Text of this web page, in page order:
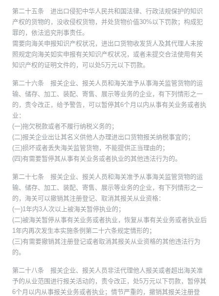
第二十五条 进出口侵犯中华人民共和国法律、行政法规保护的知识
产权的货物的，没收侵权货物，并处货物价值30%以下罚款；构成犯
罪的，依法追究刑事责任。
需要向海关申报知识产权状况，进出口货物收发货人及其代理人未按
照规定向海关如实申报有关知识产权状况，或者未提交合法使用有关
知识产权的证明文件的，可以处5万元以下罚款。
第二十六条 报关企业、报关人员和海关准予从事海关监管货物的运
输、储存、加工、装配、寄售、展示等业务的企业，有下列情形之一
的，责令改正，给予警告，可以暂停其6个月以内从事有关业务或者执
业：
(一)拖欠税款或者不履行纳税义务的；
(二)报关企业出让其名义供他人办理进出口货物报关纳税事宜的；
(三)损坏或者丢失海关监管货物，不能提供正当理由的；
(四)有需要暂停其从事有关业务或者执业的其他违法行为的。
第二十七条 报关企业、报关人员和海关准予从事海关监管货物的运
输、储存、加工、装配、寄售、展示等业务的企业，有下列情形之一
的，海关可以撤销其注册登记、取消其报关从业资格：
(一)1年内3人次以上被海关暂停执业的；
(二)被海关暂停从事有关业务或者执业，恢复从事有关业务或者执业后
1年内再次发生本实施条例第二十六条规定情形的；
(三)有需要撤销其注册登记或者取消其报关从业资格的其他违法行为
的。
第二十八条 报关企业、报关人员非法代理他人报关或者超出海关准
予的从业范围进行报关活动的，责令改正，处5万元以下罚款，暂停其
6个月以内从事报关业务或者执业；情节严重的，撤销其报关注册登